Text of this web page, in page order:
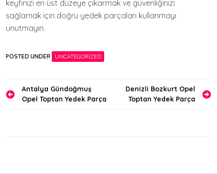
keyfinizi en üst düzeye çıkarmak ve güvenliğinizi
sağlamak için doğru yedek parçaları kullanmayı
unutmayın.
POSTED UNDER UNCATEGORIZED
Yazı
gezinmesi
Antalya Gündoğmuş
Opel Toptan Yedek Parça
Denizli Bozkurt Opel
Toptan Yedek Parça